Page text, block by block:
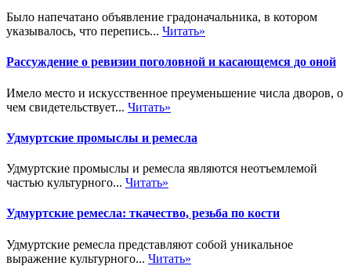
Было напечатано объявление градоначальника, в котором
указывалось, что перепись... Читать»
Рассуждение о ревизии поголовной и касающемся до оной
Имело место и искусственное преуменьшение числа дворов, о
чем свидетельствует... Читать»
Удмуртские промыслы и ремесла
Удмуртские промыслы и ремесла являются неотъемлемой
частью культурного... Читать»
Удмуртские ремесла: ткачество, резьба по кости
Удмуртские ремесла представляют собой уникальное
выражение культурного... Читать»